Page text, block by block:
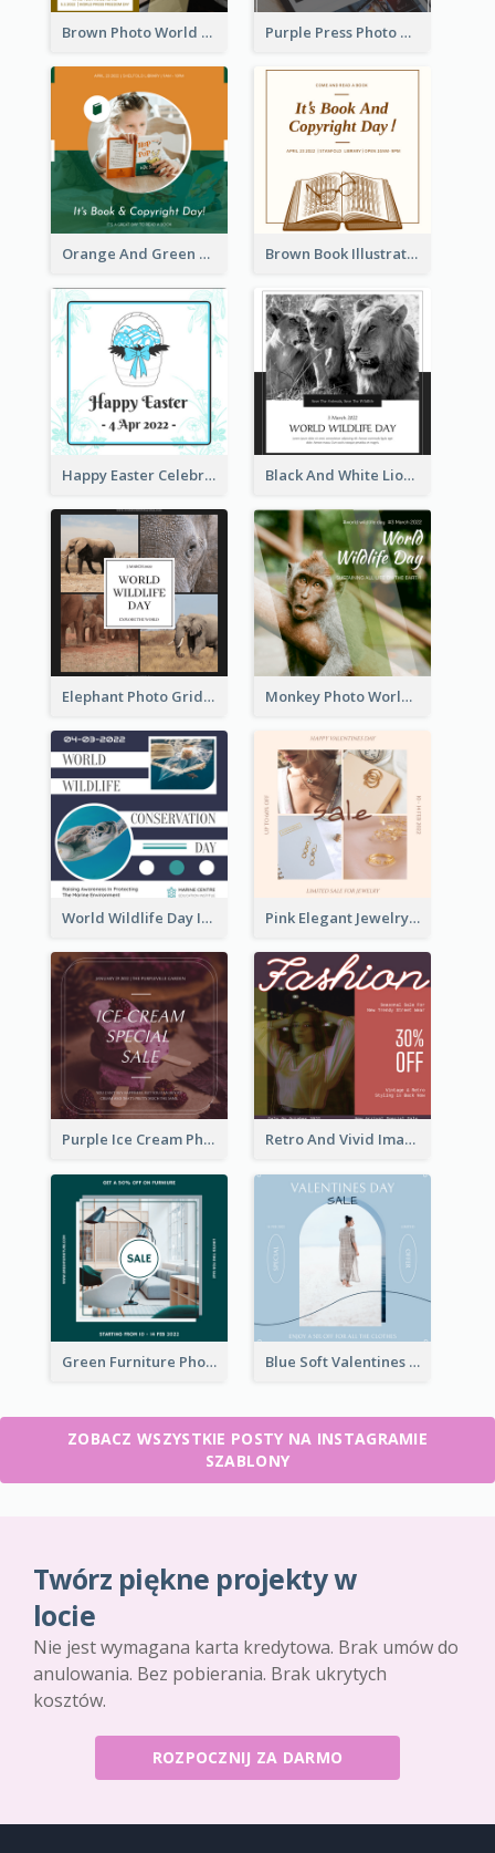
Brown Photo World Press Freedom Day Instagram Post Purple Press Photo World Press Freedom Day Instagram Post
Orange And Green Photo Book And Copyright Day Instagram Post Brown Book Illustration Book And Copyright Day Instagram Post
Happy Easter Celebration Instagram Post Black And White Lion World Wildlife Day Instagram Post
Elephant Photo Grid World Wildlife Day Instagram Post Monkey Photo World Wildlife Day Instagram Post
World Wildlife Day Instagram Post Pink Elegant Jewelry Sale Valentines Day Instagram Post
Purple Ice Cream Photo Dessert Sale Instagram Post Retro And Vivid Image Instagram Post Design Idea
Green Furniture Photo Furniture Sale Instagram Post Blue Soft Valentines Day Limited Sale Instagram Post
ZOBACZ WSZYSTKIE POSTY NA INSTAGRAMIE
SZABLONY
Twórz piękne projekty w
locie
Nie jest wymagana karta kredytowa. Brak umów do
anulowania. Bez pobierania. Brak ukrytych
kosztów.
ROZPOCZNIJ ZA DARMO